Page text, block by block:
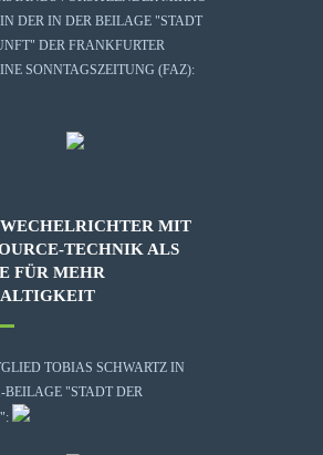
DER IN DER BEILAGE "STADT
DER FRANKFURTER
SONNTAGSZEITUNG (FAZ):
MIT
TECHNIK ALS
FÜR MEHR
TOBIAS SCHWARTZ IN
BEILAGE "STADT DER